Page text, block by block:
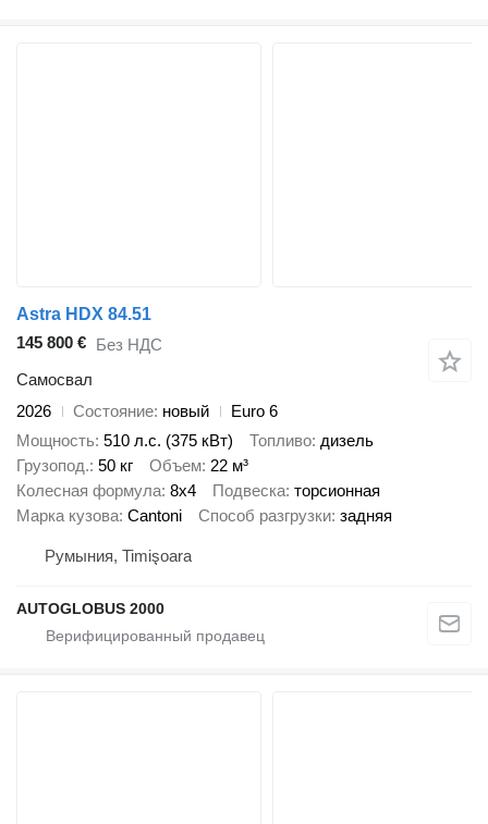
Astra HDX 84.51
145 800 € Без НДС
Самосвал
2026
Состояние новый
Euro 6
Мощность 510 л.с. (375 кВт) Топливо дизель
Грузопод. 50 кг Объем 22 м³
Колесная формула 8x4 Подвеска торсионная
Марка кузова Cantoni Способ разгрузки задняя
Румыния, Timişoara
AUTOGLOBUS 2000